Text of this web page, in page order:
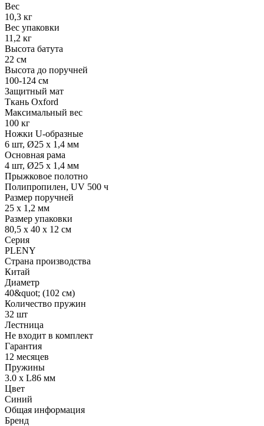
Вес
10,3 кг
Вес упаковки
11,2 кг
Высота батута
22 см
Высота до поручней
100-124 см
Защитный мат
Ткань Oxford
Максимальный вес
100 кг
Ножки U-образные
6 шт, Ø25 х 1,4 мм
Основная рама
4 шт, Ø25 х 1,4 мм
Прыжковое полотно
Полипропилен, UV 500 ч
Размер поручней
25 х 1,2 мм
Размер упаковки
80,5 х 40 х 12 см
Серия
PLENY
Страна производства
Китай
Диаметр
40&quot; (102 см)
Количество пружин
32 шт
Лестница
Не входит в комплект
Гарантия
12 месяцев
Пружины
3.0 х L86 мм
Цвет
Синий
Общая информация
Бренд